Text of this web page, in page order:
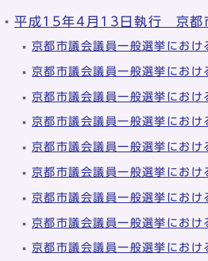
平成15年4月13日執行 京都
京都市議会議員一般選挙におけ
京都市議会議員一般選挙にお
京都市議会議員一般選挙にお
京都市議会議員一般選挙にお
京都市議会議員一般選挙にお
京都市議会議員一般選挙にお
京都市議会議員一般選挙におけ
京都市議会議員一般選挙にお
京都市議会議員一般選挙にお